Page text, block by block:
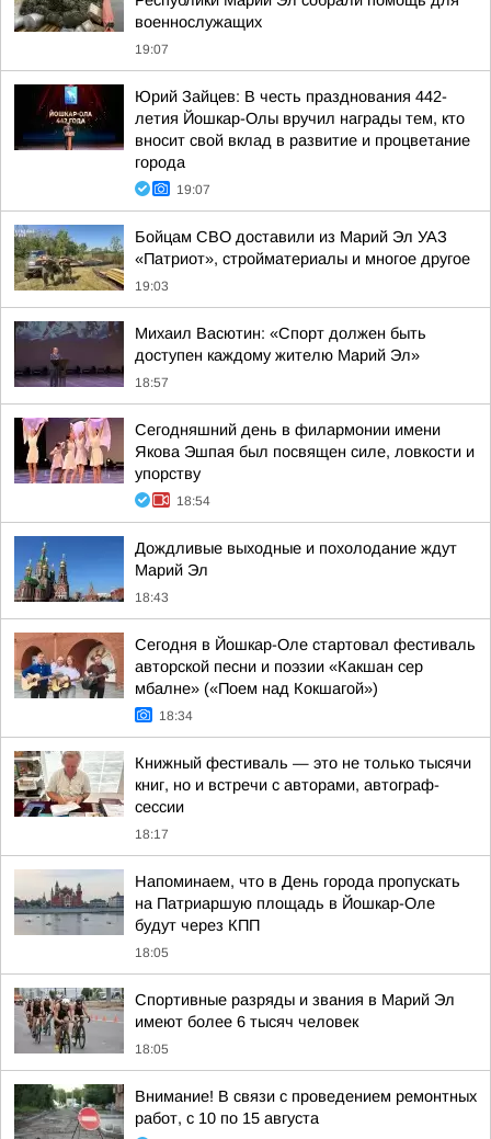
военнослужащих
19:07
Юрий Зайцев: В честь празднования 442-
летия Йошкар-Олы вручил награды тем, кто
вносит свой вклад в развитие и процветание
города
19:07
Бойцам СВО доставили из Марий Эл УАЗ
«Патриот», стройматериалы и многое другое
19:03
Михаил Васютин: «Спорт должен быть
доступен каждому жителю Марий Эл»
18:57
Сегодняшний день в филармонии имени
Якова Эшпая был посвящен силе, ловкости и
упорству
18:54
Дождливые выходные и похолодание ждут
Марий Эл
18:43
Сегодня в Йошкар-Оле стартовал фестиваль
авторской песни и поэзии «Какшан сер
мбалне» («Поем над Кокшагой»)
18:34
Книжный фестиваль — это не только тысячи
книг, но и встречи с авторами, автограф-
сессии
18:17
Напоминаем, что в День города пропускать
на Патриаршую площадь в Йошкар-Оле
будут через КПП
18:05
Спортивные разряды и звания в Марий Эл
имеют более 6 тысяч человек
18:05
Внимание! В связи с проведением ремонтных
работ, с 10 по 15 августа